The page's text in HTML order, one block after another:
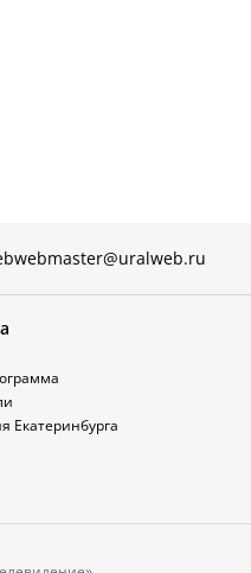
webmaster@uralweb.ru
Екатеринбурга